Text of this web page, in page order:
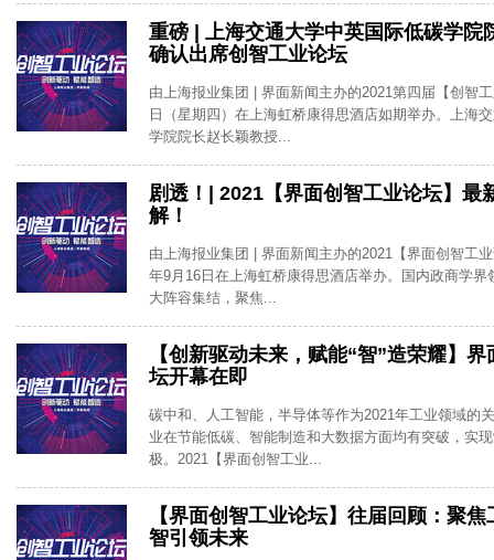
重磅 | 上海交通大学中英国际低碳学院
确认出席创智工业论坛
由上海报业集团 | 界面新闻主办的2021第四届【创智
日（星期四）在上海虹桥康得思酒店如期举办。上海
学院院长赵长颖教授...
剧透！| 2021【界面创智工业论坛】最
解！
由上海报业集团 | 界面新闻主办的2021【界面创智工
年9月16日在上海虹桥康得思酒店举办。国内政商学界
大阵容集结，聚焦...
【创新驱动未来，赋能“智”造荣耀】
坛开幕在即
碳中和、人工智能，半导体等作为2021年工业领域的
业在节能低碳、智能制造和大数据方面均有突破，实
极。2021【界面创智工业...
【界面创智工业论坛】往届回顾：聚
智引领未来